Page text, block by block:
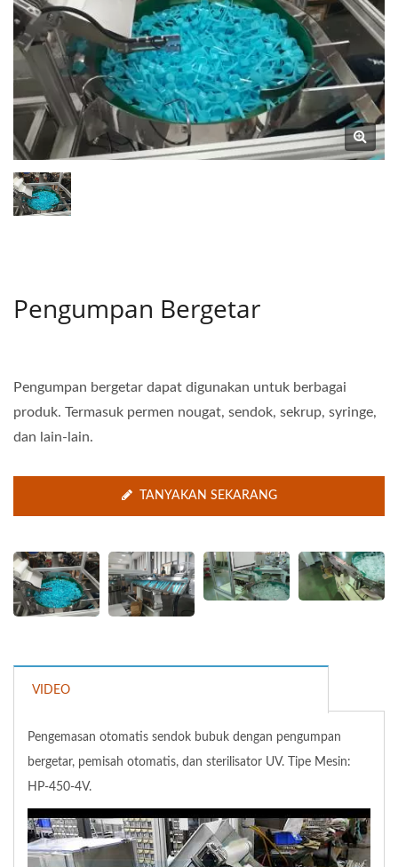
Pengumpan Bergetar
Pengumpan bergetar dapat digunakan untuk berbagai
produk. Termasuk permen nougat, sendok, sekrup, syringe,
dan lain-lain.
TANYAKAN SEKARANG
VIDEO
Pengemasan otomatis sendok bubuk dengan pengumpan
bergetar, pemisah otomatis, dan sterilisator UV. Tipe Mesin:
HP-450-4V.